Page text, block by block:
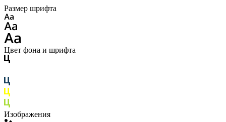
Размер шрифта
Цвет фона и шрифта
Изображения